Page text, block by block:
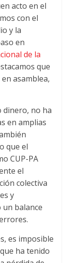
acto en el
con el
y la
en
de la
que
asamblea,
dinero, no ha
en amplias
que el
CUP-PA
el
colectiva
y
balance
.
, es imposible
ha tenido